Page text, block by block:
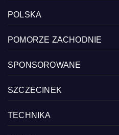
POLSKA
POMORZE ZACHODNIE
SPONSOROWANE
SZCZECINEK
TECHNIKA